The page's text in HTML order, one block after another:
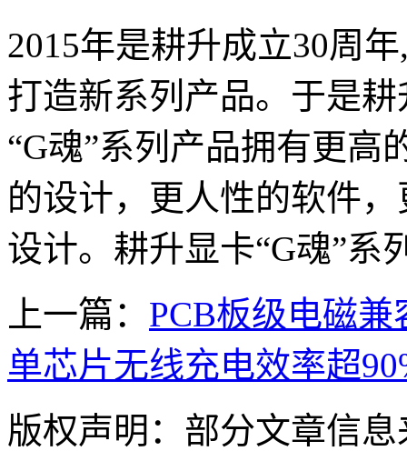
2015年是耕升成立30周
打造新系列产品。于是
“G魂”系列产品拥有更高
的设计，更人性的软件
设计。耕升显卡“G魂”系
上一篇： PCB板级电磁
单芯片无线充电效率超
版权声明：部分文章信